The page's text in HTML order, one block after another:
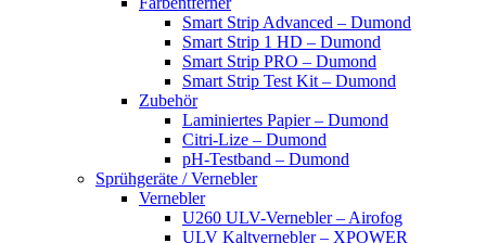
Smart Strip Advanced – Dumond
Smart Strip 1 HD – Dumond
Smart Strip PRO – Dumond
Smart Strip Test Kit – Dumond
Zubehör
Laminiertes Papier – Dumond
Citri-Lize – Dumond
pH-Testband – Dumond
Sprühgeräte / Vernebler
Vernebler
U260 ULV-Vernebler – Airofog
ULV Kaltvernebler – XPOWER